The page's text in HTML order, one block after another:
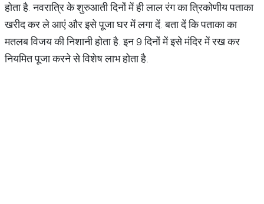
होता है. नवरात्रि के शुरुआती दिनों में ही लाल रंग का त्रिकोणीय पताका
खरीद कर ले आएं और इसे पूजा घर में लगा दें. बता दें कि पताका का
मतलब विजय की निशानी होता है. इन 9 दिनों में इसे मंदिर में रख कर
नियमित पूजा करने से विशेष लाभ होता है.